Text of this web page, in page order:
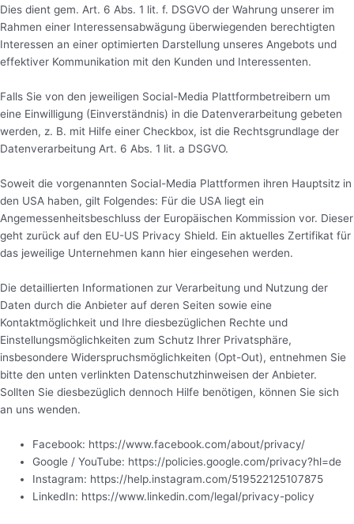
Dies dient gem. Art. 6 Abs. 1 lit. f. DSGVO der Wahrung unserer im
Rahmen einer Interessensabwägung überwiegenden berechtigten
Interessen an einer optimierten Darstellung unseres Angebots und
effektiver Kommunikation mit den Kunden und Interessenten.
Falls Sie von den jeweiligen Social-Media Plattformbetreibern um
eine Einwilligung (Einverständnis) in die Datenverarbeitung gebeten
werden, z. B. mit Hilfe einer Checkbox, ist die Rechtsgrundlage der
Datenverarbeitung Art. 6 Abs. 1 lit. a DSGVO.
Soweit die vorgenannten Social-Media Plattformen ihren Hauptsitz in
den USA haben, gilt Folgendes: Für die USA liegt ein
Angemessenheitsbeschluss der Europäischen Kommission vor. Dieser
geht zurück auf den EU-US Privacy Shield. Ein aktuelles Zertifikat für
das jeweilige Unternehmen kann hier eingesehen werden.
Die detaillierten Informationen zur Verarbeitung und Nutzung der
Daten durch die Anbieter auf deren Seiten sowie eine
Kontaktmöglichkeit und Ihre diesbezüglichen Rechte und
Einstellungsmöglichkeiten zum Schutz Ihrer Privatsphäre,
insbesondere Widerspruchsmöglichkeiten (Opt-Out), entnehmen Sie
bitte den unten verlinkten Datenschutzhinweisen der Anbieter.
Sollten Sie diesbezüglich dennoch Hilfe benötigen, können Sie sich
an uns wenden.
Facebook: https://www.facebook.com/about/privacy/
Google / YouTube: https://policies.google.com/privacy?hl=de
Instagram: https://help.instagram.com/519522125107875
LinkedIn: https://www.linkedin.com/legal/privacy-policy